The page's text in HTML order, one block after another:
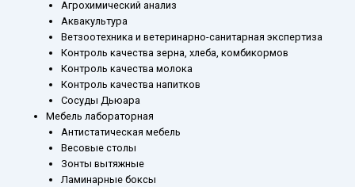
Агрохимический анализ
Аквакультура
Ветзоотехника и ветеринарно-санитарная экспертиза
Контроль качества зерна, хлеба, комбикормов
Контроль качества молока
Контроль качества напитков
Сосуды Дьюара
Мебель лабораторная
Антистатическая мебель
Весовые столы
Зонты вытяжные
Ламинарные боксы